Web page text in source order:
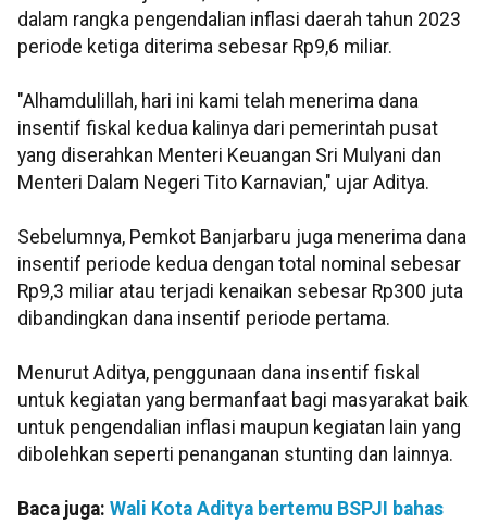
dalam rangka pengendalian inflasi daerah tahun 2023
periode ketiga diterima sebesar Rp9,6 miliar.
"Alhamdulillah, hari ini kami telah menerima dana
insentif fiskal kedua kalinya dari pemerintah pusat
yang diserahkan Menteri Keuangan Sri Mulyani dan
Menteri Dalam Negeri Tito Karnavian," ujar Aditya.
Sebelumnya, Pemkot Banjarbaru juga menerima dana
insentif periode kedua dengan total nominal sebesar
Rp9,3 miliar atau terjadi kenaikan sebesar Rp300 juta
dibandingkan dana insentif periode pertama.
Menurut Aditya, penggunaan dana insentif fiskal
untuk kegiatan yang bermanfaat bagi masyarakat baik
untuk pengendalian inflasi maupun kegiatan lain yang
dibolehkan seperti penanganan stunting dan lainnya.
Baca juga: Wali Kota Aditya bertemu BSPJI bahas